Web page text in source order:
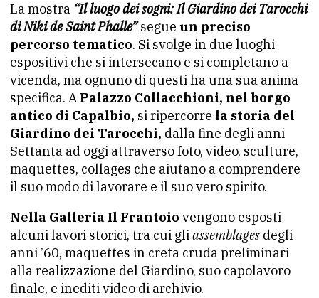
La mostra “Il luogo dei sogni: Il Giardino dei Tarocchi
di Niki de Saint Phalle” segue un preciso
percorso tematico. Si svolge in due luoghi
espositivi che si intersecano e si completano a
vicenda, ma ognuno di questi ha una sua anima
specifica. A Palazzo Collacchioni, nel borgo
antico di Capalbio, si ripercorre la storia del
Giardino dei Tarocchi, dalla fine degli anni
Settanta ad oggi attraverso foto, video, sculture,
maquettes, collages che aiutano a comprendere
il suo modo di lavorare e il suo vero spirito.
Nella Galleria Il Frantoio vengono esposti
alcuni lavori storici, tra cui gliassemblages degli
anni ’60, maquettes in creta cruda preliminari
alla realizzazione del Giardino, suo capolavoro
finale, e inediti video di archivio.